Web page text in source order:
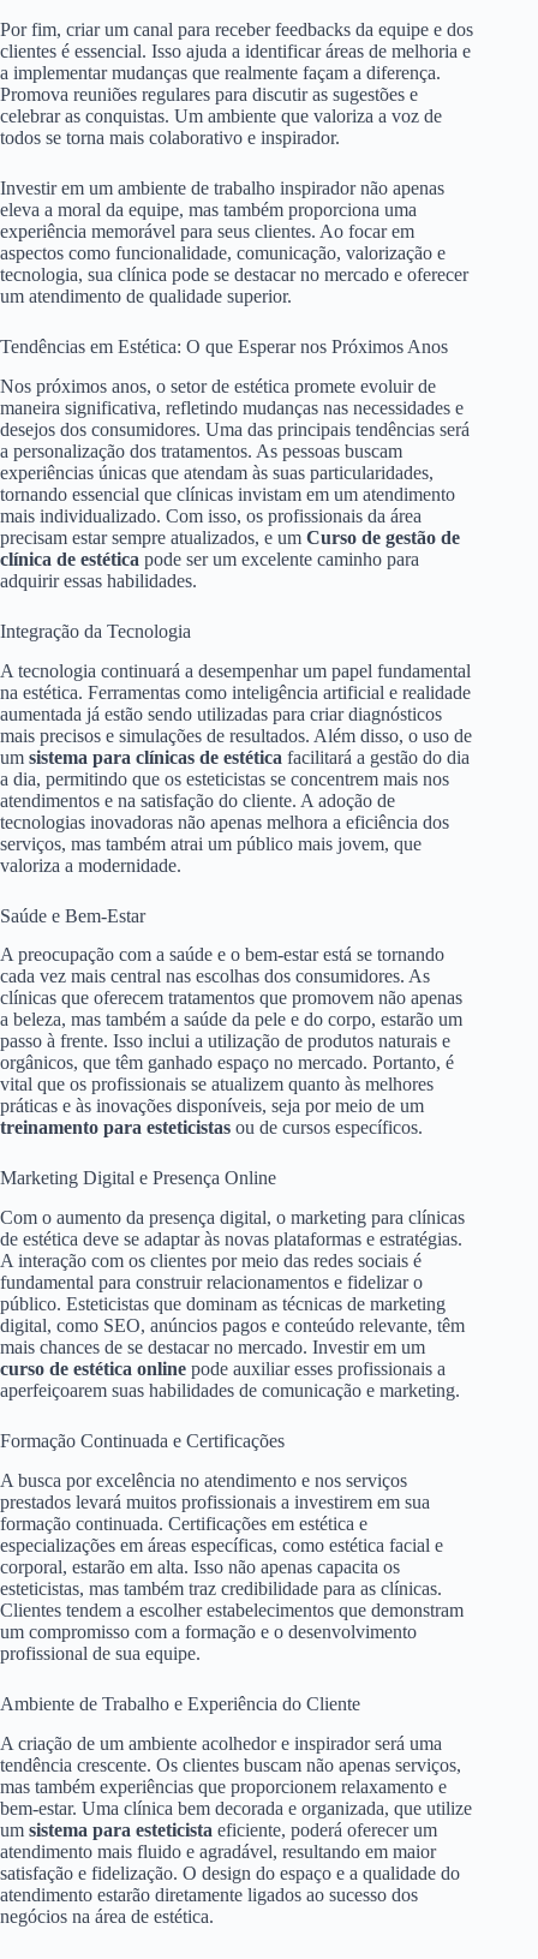
Por fim, criar um canal para receber feedbacks da equipe e dos
clientes é essencial. Isso ajuda a identificar áreas de melhoria e
a implementar mudanças que realmente façam a diferença.
Promova reuniões regulares para discutir as sugestões e
celebrar as conquistas. Um ambiente que valoriza a voz de
todos se torna mais colaborativo e inspirador.
Investir em um ambiente de trabalho inspirador não apenas
eleva a moral da equipe, mas também proporciona uma
experiência memorável para seus clientes. Ao focar em
aspectos como funcionalidade, comunicação, valorização e
tecnologia, sua clínica pode se destacar no mercado e oferecer
um atendimento de qualidade superior.
Tendências em Estética: O que Esperar nos Próximos Anos
Nos próximos anos, o setor de estética promete evoluir de
maneira significativa, refletindo mudanças nas necessidades e
desejos dos consumidores. Uma das principais tendências será
a personalização dos tratamentos. As pessoas buscam
experiências únicas que atendam às suas particularidades,
tornando essencial que clínicas invistam em um atendimento
mais individualizado. Com isso, os profissionais da área
precisam estar sempre atualizados, e um Curso de gestão de
clínica de estética pode ser um excelente caminho para
adquirir essas habilidades.
Integração da Tecnologia
A tecnologia continuará a desempenhar um papel fundamental
na estética. Ferramentas como inteligência artificial e realidade
aumentada já estão sendo utilizadas para criar diagnósticos
mais precisos e simulações de resultados. Além disso, o uso de
um sistema para clínicas de estética facilitará a gestão do dia
a dia, permitindo que os esteticistas se concentrem mais nos
atendimentos e na satisfação do cliente. A adoção de
tecnologias inovadoras não apenas melhora a eficiência dos
serviços, mas também atrai um público mais jovem, que
valoriza a modernidade.
Saúde e Bem-Estar
A preocupação com a saúde e o bem-estar está se tornando
cada vez mais central nas escolhas dos consumidores. As
clínicas que oferecem tratamentos que promovem não apenas
a beleza, mas também a saúde da pele e do corpo, estarão um
passo à frente. Isso inclui a utilização de produtos naturais e
orgânicos, que têm ganhado espaço no mercado. Portanto, é
vital que os profissionais se atualizem quanto às melhores
práticas e às inovações disponíveis, seja por meio de um
treinamento para esteticistas ou de cursos específicos.
Marketing Digital e Presença Online
Com o aumento da presença digital, o marketing para clínicas
de estética deve se adaptar às novas plataformas e estratégias.
A interação com os clientes por meio das redes sociais é
fundamental para construir relacionamentos e fidelizar o
público. Esteticistas que dominam as técnicas de marketing
digital, como SEO, anúncios pagos e conteúdo relevante, têm
mais chances de se destacar no mercado. Investir em um
curso de estética online pode auxiliar esses profissionais a
aperfeiçoarem suas habilidades de comunicação e marketing.
Formação Continuada e Certificações
A busca por excelência no atendimento e nos serviços
prestados levará muitos profissionais a investirem em sua
formação continuada. Certificações em estética e
especializações em áreas específicas, como estética facial e
corporal, estarão em alta. Isso não apenas capacita os
esteticistas, mas também traz credibilidade para as clínicas.
Clientes tendem a escolher estabelecimentos que demonstram
um compromisso com a formação e o desenvolvimento
profissional de sua equipe.
Ambiente de Trabalho e Experiência do Cliente
A criação de um ambiente acolhedor e inspirador será uma
tendência crescente. Os clientes buscam não apenas serviços,
mas também experiências que proporcionem relaxamento e
bem-estar. Uma clínica bem decorada e organizada, que utilize
um sistema para esteticista eficiente, poderá oferecer um
atendimento mais fluido e agradável, resultando em maior
satisfação e fidelização. O design do espaço e a qualidade do
atendimento estarão diretamente ligados ao sucesso dos
negócios na área de estética.